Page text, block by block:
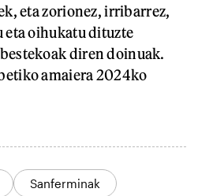
eta zorionez, irribarrez,
eta oihukatu dituzte
diren doinuak.
amaiera 2024ko
Sanferminak